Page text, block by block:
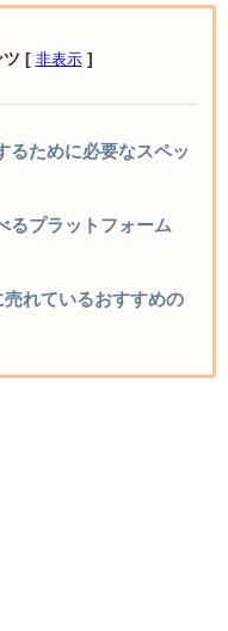
[ 非表示 ]
るために必要なスペッ
るプラットフォーム
売れているおすすめの